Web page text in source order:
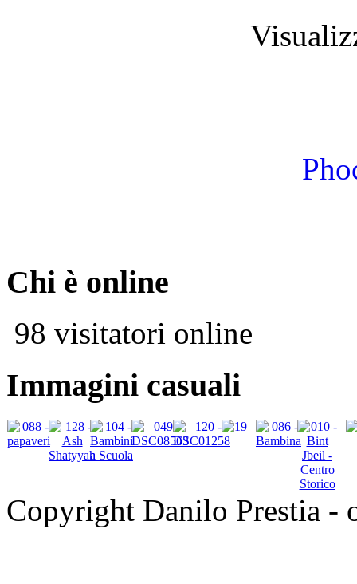
Chi è online
98 visitatori online
Immagini casuali
Copyright Danilo Prestia -